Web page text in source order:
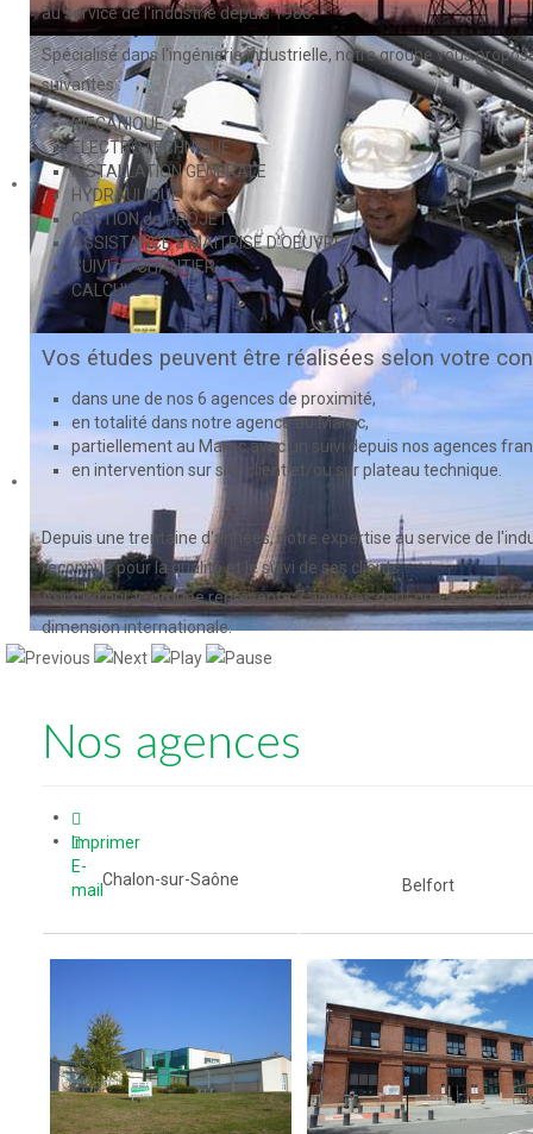
au service de l'industrie depuis 1986.
Spécialisé dans l'ingénierie industrielle, notre groupe vous
suivantes :
MECANIQUE
ELECTROTECHNIQUE
INSTALLATION GENERALE
HYDRAULIQUE
GESTION de PROJET
ASSISTANCE à MAITRISE D'OEUVRE
SUIVI de CHANTIER
CALCULS
Vos études peuvent être réalisées selon votre
dans une de nos 6 agences de proximité,
en totalité dans notre agence au Maroc,
partiellement au Maroc avec un suivi depuis nos agences
en intervention sur site client et/ou sur plateau technique.
Depuis une trentaine d'années, notre expertise au service de
reconnue pour la qualité et le suivi de ses clients.
Aujourd'hui, le groupe représente 7 agences dont une à
dimension internationale.
Nos agences
Imprimer
E-
mail
Chalon-sur-Saône Belfort